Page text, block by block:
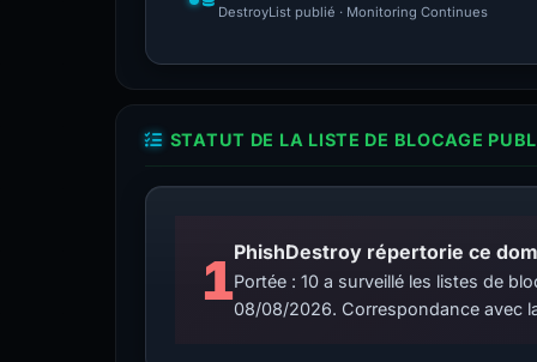
DestroyList publié · Monitoring Continues
STATUT DE LA LISTE DE BLOCAGE
1PhishDestroy répertorie ce
Portée : 10 a surveillé les listes de
08/08/2026. Correspondance avec